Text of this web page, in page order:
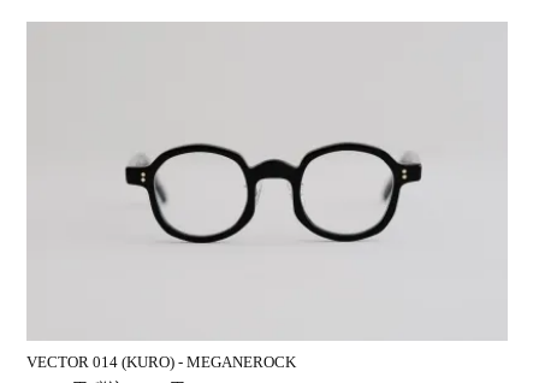
VECTOR 014 (KURO) - MEGANEROCK